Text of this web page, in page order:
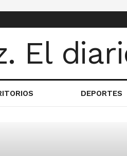
DEPORTES